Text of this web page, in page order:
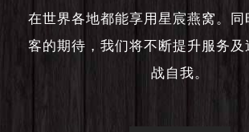
在世界各地都能享用星宸燕窝。同
客的期待，我们将不断提升服务及
战自我。